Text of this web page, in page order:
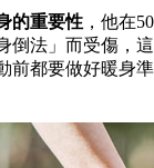
的重要性 ，他在
倒法」而受傷，
前都要做好暖身